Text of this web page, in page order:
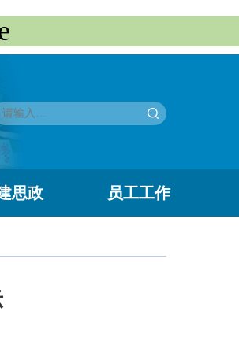
思政 员工工作